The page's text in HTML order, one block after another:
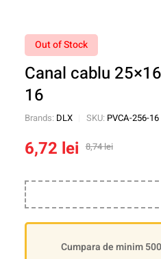
Out of Stock
Canal cablu
16
Brands: DLX SKU: PVCA-256-16
8,74lei
6,72 lei
Cumpara de minim